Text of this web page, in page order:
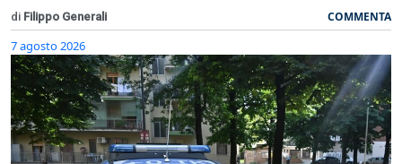
di Filippo Generali COMMENTA
7 agosto 2026